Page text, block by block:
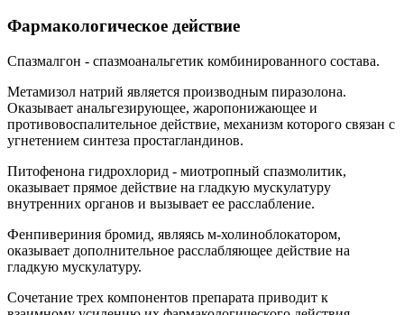
Фармакологическое действие
Спазмалгон - спазмоанальгетик комбинированного состава.
Метамизол натрий является производным пиразолона.
Оказывает анальгезирующее, жаропонижающее и
противовоспалительное действие, механизм которого связан с
угнетением синтеза простагландинов.
Питофенона гидрохлорид - миотропный спазмолитик,
оказывает прямое действие на гладкую мускулатуру
внутренних органов и вызывает ее расслабление.
Фенпивериния бромид, являясь м-холиноблокатором,
оказывает дополнительное расслабляющее действие на
гладкую мускулатуру.
Сочетание трех компонентов препарата приводит к